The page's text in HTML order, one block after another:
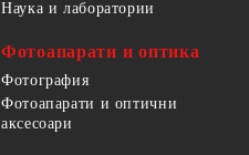
Наука и лаборатории
Фотоапарати и оптика
Фотография
Фотоапарати и оптични
аксесоари